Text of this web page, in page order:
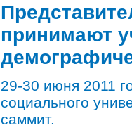
принимают
29-30 июня 2011
социального
саммит.